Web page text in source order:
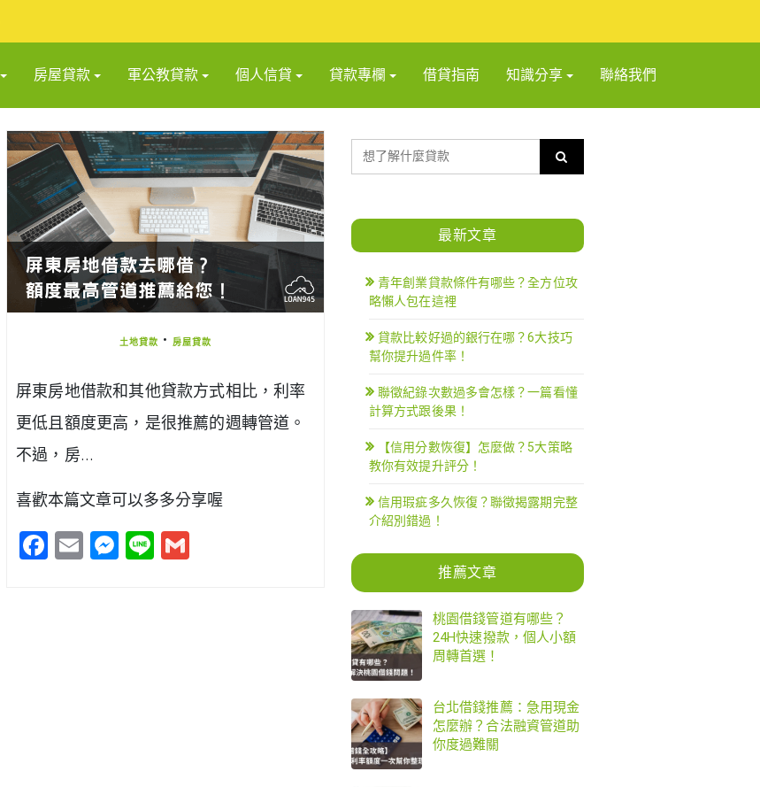
房屋貸款 軍公教貸款 個人信貸 貸款專欄 借貸指南 知識分享 聯絡我們
土地貸款 • 房屋貸款
屏東房地借款和其他貸款方式相比，利率
更低且額度更高，是很推薦的週轉管道。
不過，房…
喜歡本篇文章可以多多分享喔
Facebook
EmailMessenger
Line
最新文章
青年創業貸款條件有哪些？全方位攻
略懶人包在這裡
貸款比較好過的銀行在哪？6大技巧
幫你提升過件率！
聯徵紀錄次數過多會怎樣？一篇看懂
計算方式跟後果！
【信用分數恢復】怎麼做？5大策略
教你有效提升評分！
信用瑕疵多久恢復？聯徵揭露期完整
介紹別錯過！
推薦文章
桃園借錢管道有哪些？
24H快速撥款，個人小額
周轉首選！
台北借錢推薦：急用現金
怎麼辦？合法融資管道助
你度過難關